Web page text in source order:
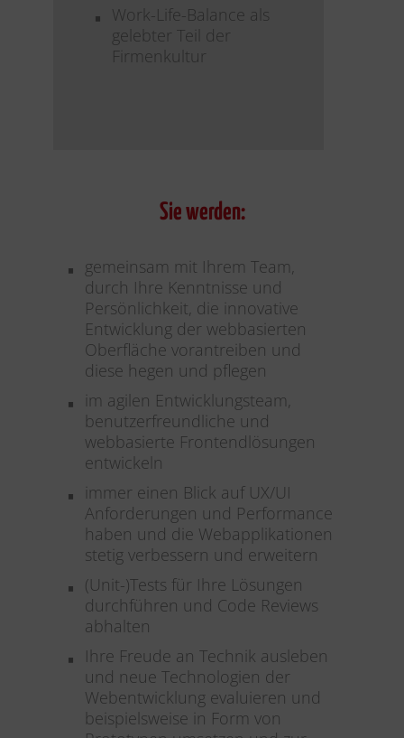
Work-Life-Balance als
gelebter Teil der
Firmenkultur
Sie werden:
gemeinsam mit Ihrem Team,
durch Ihre Kenntnisse und
Persönlichkeit, die innovative
Entwicklung der webbasierten
Oberfläche vorantreiben und
diese hegen und pflegen
im agilen Entwicklungsteam,
benutzerfreundliche und
webbasierte Frontendlösungen
entwickeln
immer einen Blick auf UX/UI
Anforderungen und Performance
haben und die Webapplikationen
stetig verbessern und erweitern
(Unit-)Tests für Ihre Lösungen
durchführen und Code Reviews
abhalten
Ihre Freude an Technik ausleben
und neue Technologien der
Webentwicklung evaluieren und
beispielsweise in Form von